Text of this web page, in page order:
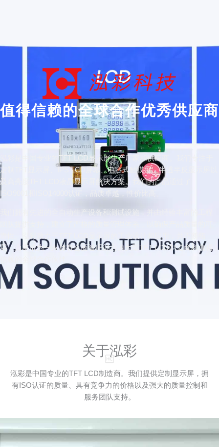
值得信赖的全球合作优秀供应商
泓彩是中国专业的TFT LCD显示屏生产厂家和供应商。我们专注于
定制TFT显示屏、IPS LCD屏幕、电容式触摸屏、半透半反显示屏以
及高亮度TFT LCD液晶显示屏解决方案。我们的产品通过了
我们拥有先进的全自动生产设备和测试设施，并由经验丰富的工程
靠性。泓彩致力于TFT LCD显示屏的工业设计和应用，并不断拓
展，力求成为一家拥有全面管理能力的大型TFT LCD制造商和值得
关于泓彩
泓彩是中国专业的TFT LCD制造商。我们提供定制显示屏，拥
有ISO认证的质量、具有竞争力的价格以及强大的质量控制和
服务团队支持。